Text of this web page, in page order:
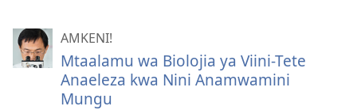
AMKENI!
Mtaalamu wa Biolojia ya Viini-Tete
Anaeleza kwa Nini Anamwamini
Mungu